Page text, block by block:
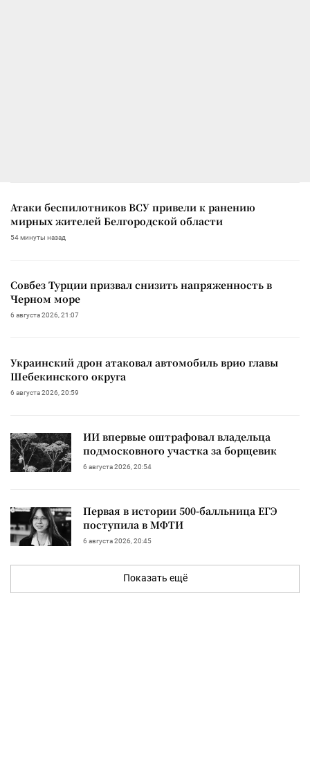
Атаки беспилотников ВСУ привели к ранению
мирных жителей Белгородской области
54 минуты назад
Совбез Турции призвал снизить напряженность в
Черном море
6 августа 2026, 21:07
Украинский дрон атаковал автомобиль врио главы
Шебекинского округа
6 августа 2026, 20:59
ИИ впервые оштрафовал владельца
подмосковного участка за борщевик
6 августа 2026, 20:54
Первая в истории 500-балльница ЕГЭ
поступила в МФТИ
6 августа 2026, 20:45
Показать ещё